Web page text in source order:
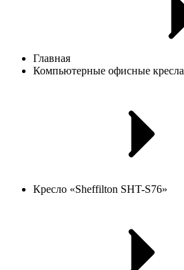
Главная
Компьютерные офисные кресла
Кресло «Sheffilton SHT-S76»